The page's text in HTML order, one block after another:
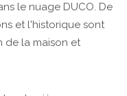
le nuage DUCO. De
et l'historique sont
de la maison et